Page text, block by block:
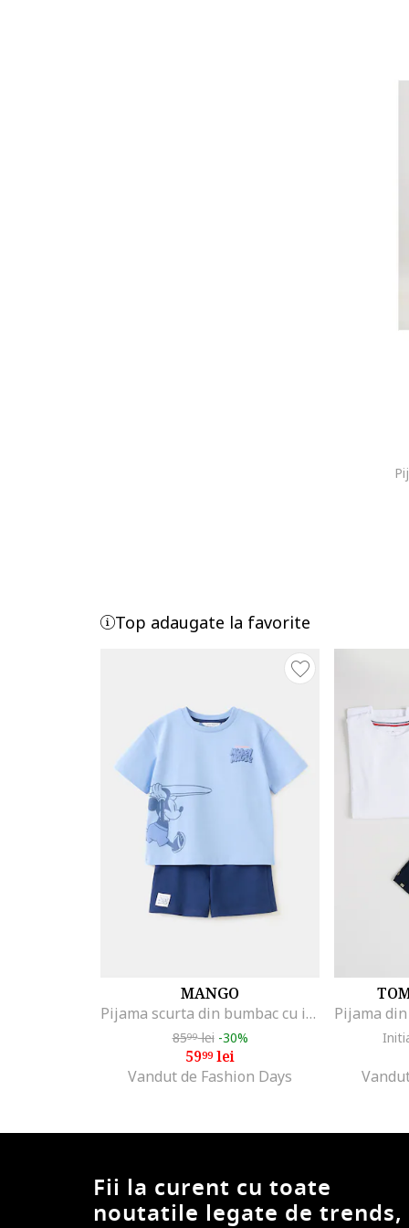
Top adaugate la favorite
MANGO
Pijama scurta din bumbac cu imprimeu cu Mickey Mouse, Albastru lavanda/Bleumarin
8599lei -30%
5999lei
Vandut de Fashion Days
Fii la curent cu toate
noutatile legate de trends,